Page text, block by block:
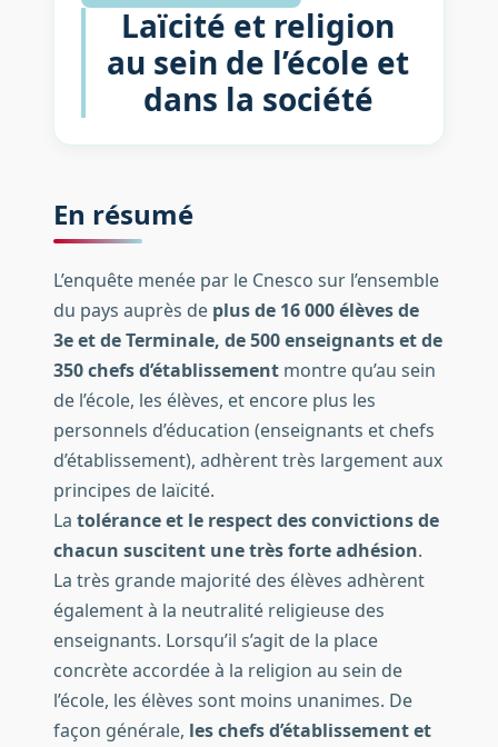
Laïcité et religion
au sein de l’école et
dans la société
En résumé
L’enquête menée par le Cnesco sur l’ensemble
du pays auprès de plus de 16 000 élèves de
3e et de Terminale, de 500 enseignants et de
350 chefs d’établissementmontre qu’au sein
de l’école, les élèves, et encore plus les
personnels d’éducation (enseignants et chefs
d’établissement), adhèrent très largement aux
principes de laïcité.
La tolérance et le respect des convictions de
chacun suscitent une très forte adhésion.
La très grande majorité des élèves adhèrent
également à la neutralité religieuse des
enseignants. Lorsqu’il s’agit de la place
concrète accordée à la religion au sein de
l’école, les élèves sont moins unanimes. De
façon générale, les chefs d’établissement et